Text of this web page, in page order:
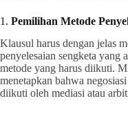
1. Pemilihan Metode
Klausul harus dengan jelas
penyelesaian sengketa yang
metode yang harus diikuti.
menetapkan bahwa
diikuti oleh mediasi atau